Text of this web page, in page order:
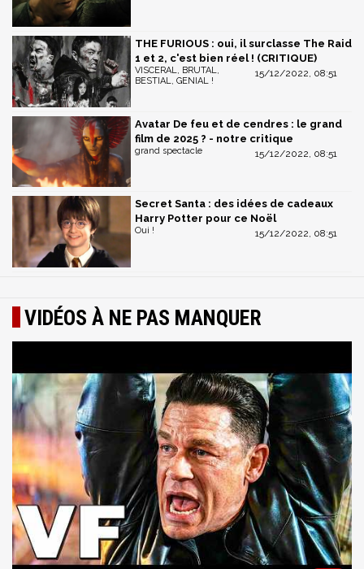
THE FURIOUS : oui, il surclasse The Raid
1 et 2, c'est bien réel ! (CRITIQUE)
15/12/2022, 08:51
VISCERAL, BRUTAL,
BESTIAL, GENIAL !
Avatar De feu et de cendres : le grand
film de 2025 ? - notre critique
15/12/2022, 08:51
grand spectacle
Secret Santa : des idées de cadeaux
Harry Potter pour ce Noël
15/12/2022, 08:51
Oui !
VIDÉOS À NE PAS MANQUER